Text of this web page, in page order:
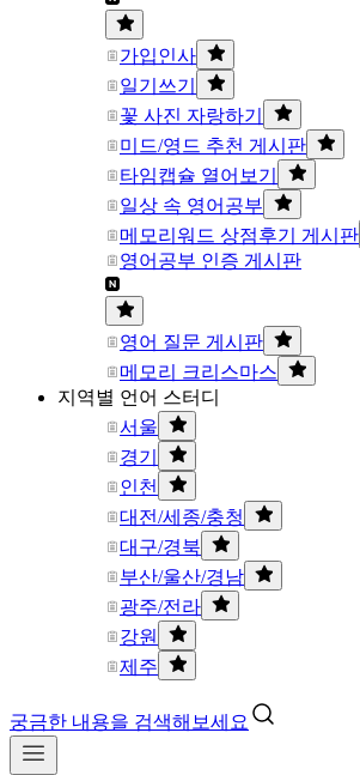
가입인사
일기쓰기
꽃 사진 자랑하기
미드/영드 추천 게시판
타임캡슐 열어보기
일상 속 영어공부
메모리워드 상점후기 게시판
영어공부 인증 게시판
영어 질문 게시판
메모리 크리스마스
지역별 언어 스터디
서울
경기
인천
대전/세종/충청
대구/경북
부산/울산/경남
광주/전라
강원
제주
궁금한 내용을 검색해보세요